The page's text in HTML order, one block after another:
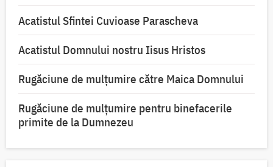
Acatistul Sfintei Cuvioase Parascheva
Acatistul Domnului nostru Iisus Hristos
Rugăciune de mulţumire către Maica Domnului
Rugăciune de mulțumire pentru binefacerile
primite de la Dumnezeu